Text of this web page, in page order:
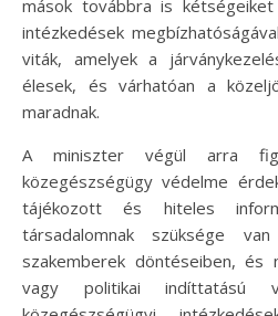
mások továbbra is
intézkedések
viták, amelyek a
élesek, és várhatóan a
maradnak.
A miniszter végül arra
közegészségügy védelme
tájékozott és hiteles
társadalomnak szüksége
szakemberek döntéseiben, és
vagy politikai indíttatású